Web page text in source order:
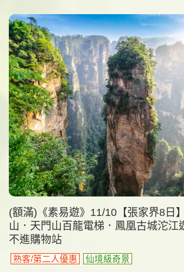
(額滿)《素易遊》11/10【張家界8日
山．天門山百龍電梯．鳳凰古城沱江
不進購物站
熟客/第二人優惠 仙境級奇景